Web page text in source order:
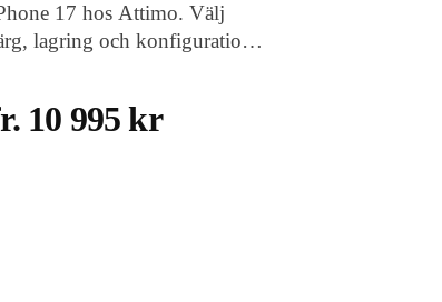
17 hos Attimo. Välj
lagring och konfiguration
10 995 kr